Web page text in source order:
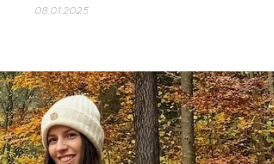
08.01.2025